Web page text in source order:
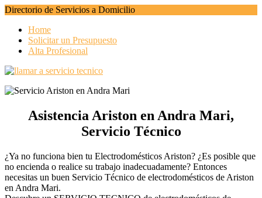
Directorio de Servicios a Domicilio
Home
Solicitar un Presupuesto
Alta Profesional
Asistencia Ariston en Andra Mari,
Servicio Técnico
¿Ya no funciona bien tu Electrodomésticos Ariston? ¿Es posible que
no encienda o realice su trabajo inadecuadamente? Entonces
necesitas un buen Servicio Técnico de electrodomésticos de Ariston
en Andra Mari.